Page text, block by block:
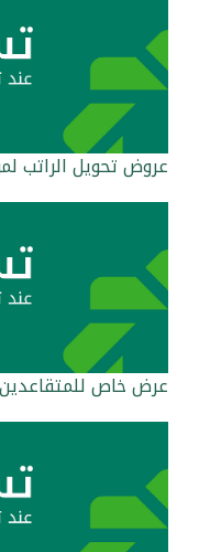
القنوات المصرفية
أدوات وخدمات
خدمات ما بعد
مواقع الفروع وأجهزة
ألمانيا
ماليزيا
مصر
عروض تحويل الراتب
عرض خاص